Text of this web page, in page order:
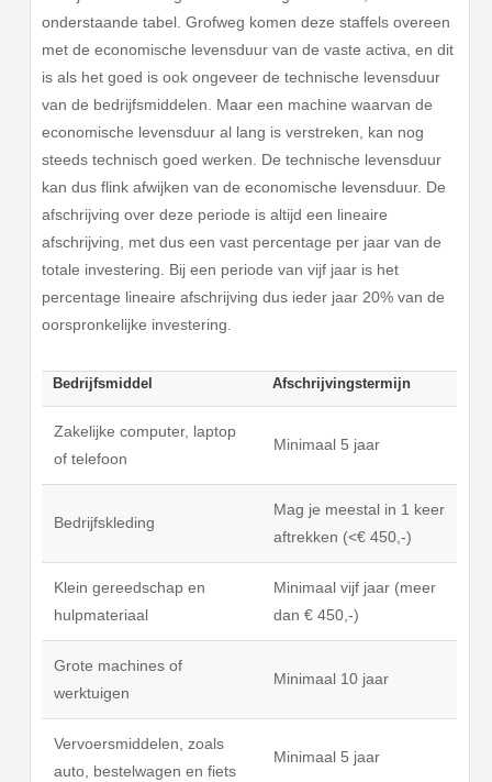
onderstaande tabel. Grofweg komen deze staffels overeen
met de economische levensduur van de vaste activa, en dit
is als het goed is ook ongeveer de technische levensduur
van de bedrijfsmiddelen. Maar een machine waarvan de
economische levensduur al lang is verstreken, kan nog
steeds technisch goed werken. De technische levensduur
kan dus flink afwijken van de economische levensduur. De
afschrijving over deze periode is altijd een lineaire
afschrijving, met dus een vast percentage per jaar van de
totale investering. Bij een periode van vijf jaar is het
percentage lineaire afschrijving dus ieder jaar 20% van de
oorspronkelijke investering.
Bedrijfsmiddel Afschrijvingstermijn
Zakelijke computer, laptop
of telefoon
Minimaal 5 jaar
Bedrijfskleding
Mag je meestal in 1 keer
aftrekken (<€ 450,-)
Klein gereedschap en
hulpmateriaal
Minimaal vijf jaar (meer
dan € 450,-)
Grote machines of
werktuigen
Minimaal 10 jaar
Vervoersmiddelen, zoals
auto, bestelwagen en fiets
Minimaal 5 jaar